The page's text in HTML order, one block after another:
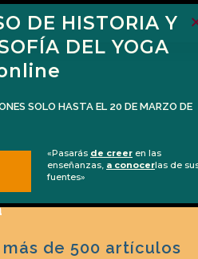
sobre Yoga, la
de 500 artículos
DE HISTORIA Y
DEL YOGA
SOLO HASTA EL 20 DE MARZO DE
«Pasarás de creer en las
enseñanzas, a conocerlas de
fuentes»
DE
DE
DEL YOGA
octubre de 2026 al 22 de enero
La formación en español que te prepara
profesional